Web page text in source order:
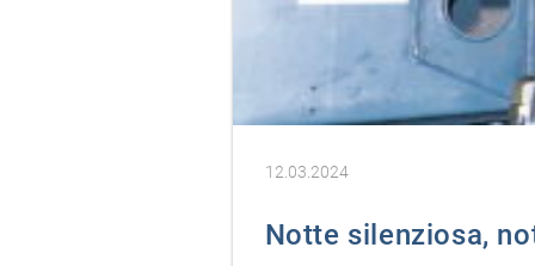
12.03.2024
Notte silenziosa,